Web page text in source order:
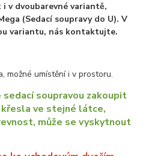
v dvoubarevné variantě,
(Sedací soupravy do U). V
variantu, nás kontaktujte.
možné umístění i v prostoru.
soupravou zakoupit
ve stejné látce,
může se vyskytnout